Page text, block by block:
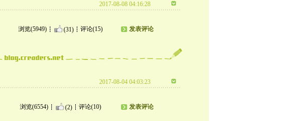
2017-08-08 04:16:28
浏览(5949) (31) 评论(15) 发表评论
2017-08-04 04:03:23
浏览(6554) (2) 评论(10) 发表评论